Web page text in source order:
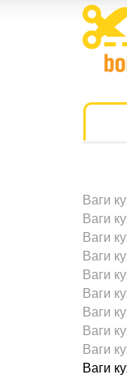
Ваги
Ваги
Ваги
Ваги
Ваги
Ваги
Ваги
Ваги
Ваги
Ваги